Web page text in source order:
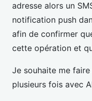
adresse alors un
notification push
afin de confirmer
cette opération et
Je souhaite me faire
plusieurs fois avec